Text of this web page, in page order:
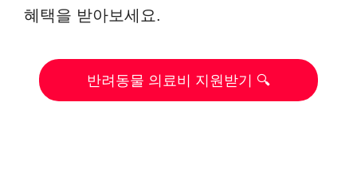
혜택을 받아보세요.
반려동물 의료비 지원받기 🔍